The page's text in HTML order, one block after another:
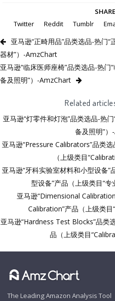
Twitter
Reddit Tumblr
亚马逊“正畸用品”品类选品-热门“
器材”）-AmzChart
亚马逊“临床医师座椅”品类选品-热门
备及照明”）-AmzChart
Related
亚马逊“灯零件和灯泡”品类选品-热
备及照明”
亚马逊“Pressure Calibrators”品类
（上级类目
亚马逊“牙科实验室材料和小型设备
型设备”产品（上级类目“
亚马逊“Dimensional
Calibration”产品（上级类
亚马逊“Hardness Test Blocks”品类
品（上级类目
The Leading Amazon Analysis Tool